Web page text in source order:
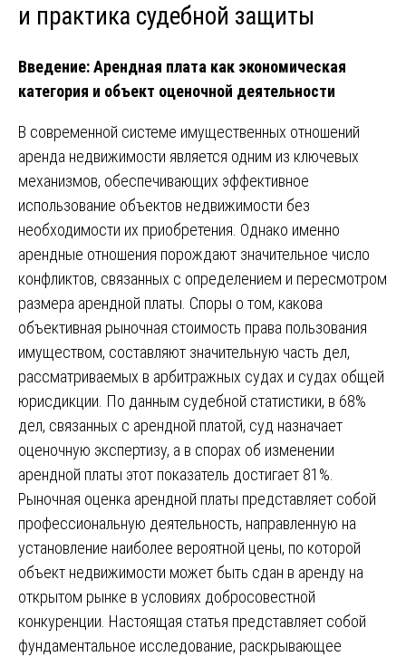
и практика судебной защиты
Введение: Арендная плата как экономическая
категория и объект оценочной деятельности
В современной системе имущественных отношений
аренда недвижимости является одним из ключевых
механизмов, обеспечивающих эффективное
использование объектов недвижимости без
необходимости их приобретения. Однако именно
арендные отношения порождают значительное число
конфликтов, связанных с определением и пересмотром
размера арендной платы. Споры о том, какова
объективная рыночная стоимость права пользования
имуществом, составляют значительную часть дел,
рассматриваемых в арбитражных судах и судах общей
юрисдикции. По данным судебной статистики, в 68%
дел, связанных с арендной платой, суд назначает
оценочную экспертизу, а в спорах об изменении
арендной платы этот показатель достигает 81%.
Рыночная оценка арендной платы представляет собой
профессиональную деятельность, направленную на
установление наиболее вероятной цены, по которой
объект недвижимости может быть сдан в аренду на
открытом рынке в условиях добросовестной
конкуренции. Настоящая статья представляет собой
фундаментальное исследование, раскрывающее